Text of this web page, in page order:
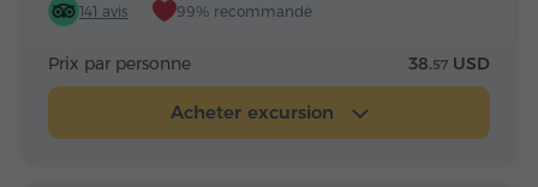
141 avis 99% recommandé
Prix par personne 38.57 USD
Acheter excursion